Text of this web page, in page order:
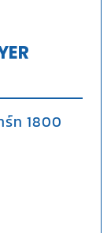
ร์ท 1800